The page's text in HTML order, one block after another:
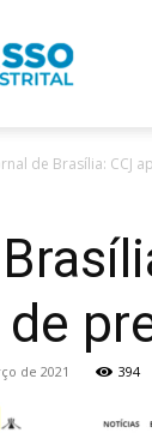
de Brasília: CCJ
de 2021 394